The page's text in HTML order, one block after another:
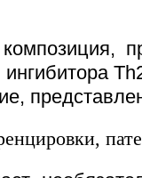
ингибитора